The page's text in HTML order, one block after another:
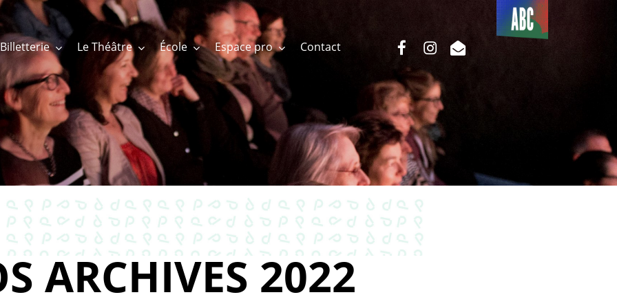
Billetterie Le Théâtre École Espace pro Contact
Du côté
de l’ABC
facebookinstagram
email
ARCHIVES 2022